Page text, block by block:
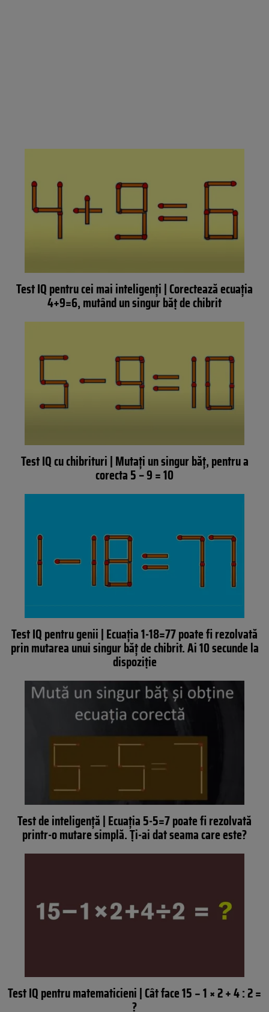
Test IQ pentru cei mai inteligenți | Corectează ecuația
4+9=6, mutând un singur băț de chibrit
Test IQ cu chibrituri | Mutați un singur băț, pentru a
corecta 5 – 9 = 10
Test IQ pentru genii | Ecuația 1-18=77 poate fi rezolvată
prin mutarea unui singur băț de chibrit. Ai 10 secunde la
dispoziție
Test de inteligență | Ecuația 5-5=7 poate fi rezolvată
printr-o mutare simplă. Ți-ai dat seama care este?
Test IQ pentru matematicieni | Cât face 15 − 1 × 2 + 4 : 2 =
?